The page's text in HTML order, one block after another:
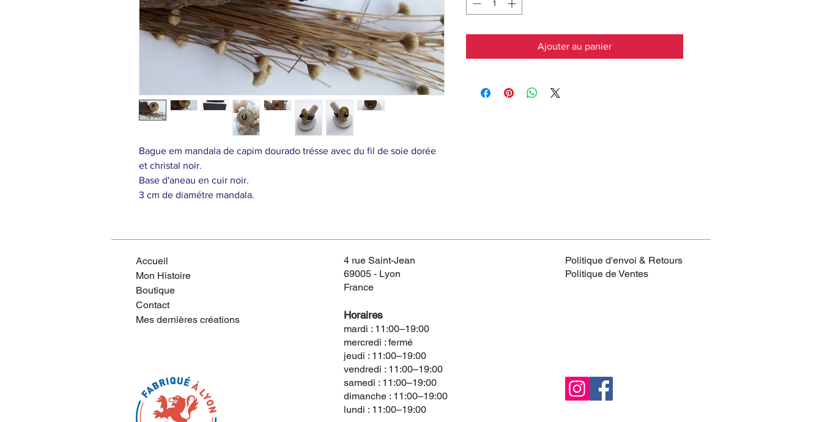
Bague em mandala de capim dourado trésse avec du fil de soie dorée
et christal noir.
Base d'aneau en cuir noir.
3 cm de diamétre mandala.
Ajouter au panier
Accueil
Mon Histoire
Boutique
Contact
Mes dernières créations
4 rue Saint-Jean
69005 - Lyon
France
Horaires
mardi : 11:00–19:00
mercredi : fermé
jeudi : 11:00–19:00
vendredi : 11:00–19:00
samedi : 11:00–19:00
dimanche : 11:00–19:00
lundi : 11:00–19:00
Politique d'envoi & Retours
Politique de Ventes